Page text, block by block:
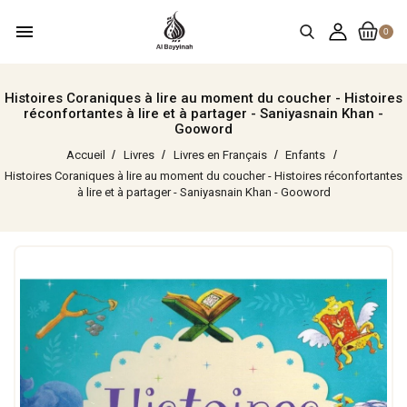
0
menu
Histoires Coraniques à lire au moment du coucher - Histoires
réconfortantes à lire et à partager - Saniyasnain Khan -
Gooword
Accueil Livres Livres en Français
Enfants
Histoires Coraniques à lire au moment du coucher - Histoires réconfortantes
à lire et à partager - Saniyasnain Khan - Gooword